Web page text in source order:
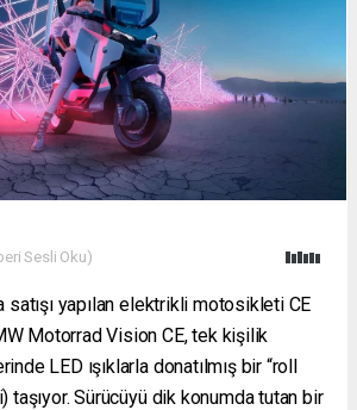
Sesli Oku)
satışı yapılan elektrikli motosikleti CE
Motorrad Vision CE, tek kişilik
LED ışıklarla donatılmış bir “roll
taşıyor. Sürücüyü dik konumda tutan bir